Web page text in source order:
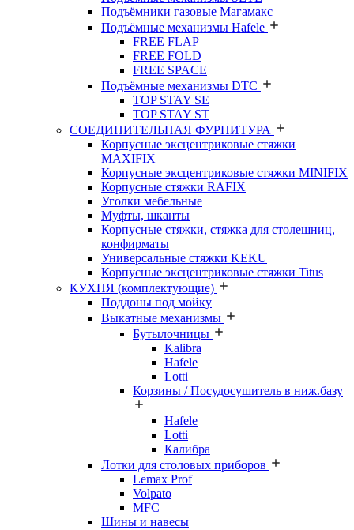
Подъёмники газовые Магамакс
Подъёмные механизмы Hafele
FREE FLAP
FREE FOLD
FREE SPACE
Подъёмные механизмы DTC
TOP STAY SE
TOP STAY ST
СОЕДИНИТЕЛЬНАЯ ФУРНИТУРА
Корпусные эксцентриковые стяжки
MAXIFIX
Корпусные эксцентриковые стяжки MINIFIX
Корпусные стяжки RAFIX
Уголки мебельные
Муфты, шканты
Корпусные стяжки, стяжка для столешниц,
конфирматы
Универсальные стяжки KEKU
Корпусные эксцентриковые стяжки Titus
КУХНЯ (комплектующие)
Поддоны под мойку
Выкатные механизмы
Бутылочницы
Kalibra
Hafele
Lotti
Корзины / Посудосушитель в ниж.базу
Hafele
Lotti
Калибра
Лотки для столовых приборов
Lemax Prof
Volpato
MFC
Шины и навесы